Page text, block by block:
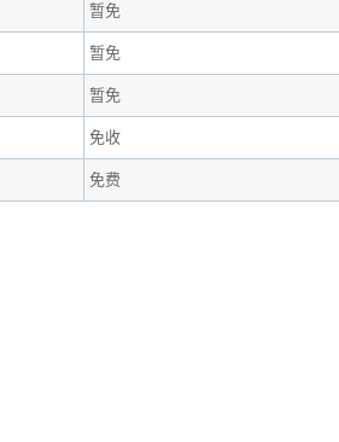
暂免
暂免
暂免
免收
免费